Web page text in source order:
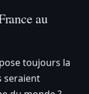
au
toujours la
seraient